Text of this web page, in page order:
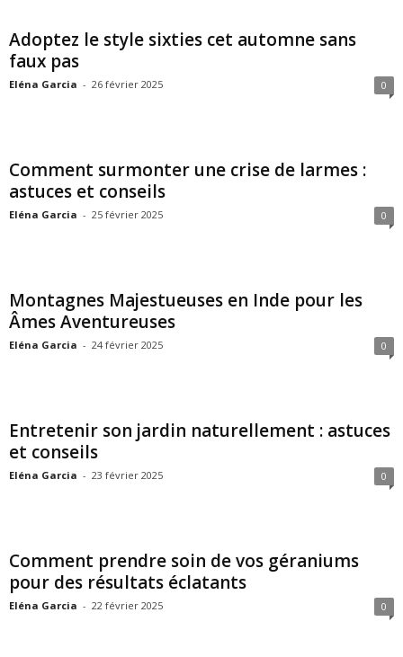
Adoptez le style sixties cet automne sans
faux pas
Eléna Garcia - 26 février 2025 0
Comment surmonter une crise de larmes :
astuces et conseils
Eléna Garcia - 25 février 2025 0
Montagnes Majestueuses en Inde pour les
Âmes Aventureuses
Eléna Garcia - 24 février 2025 0
Entretenir son jardin naturellement : astuces
et conseils
Eléna Garcia - 23 février 2025 0
Comment prendre soin de vos géraniums
pour des résultats éclatants
Eléna Garcia - 22 février 2025 0